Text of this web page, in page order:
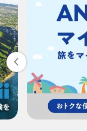
時間帯指定なし
経由地および乗り
復路出発日およ